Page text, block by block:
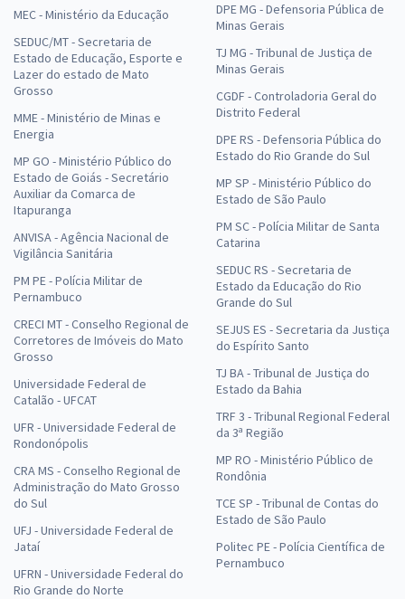
MEC - Ministério da Educação
SEDUC/MT - Secretaria de
Estado de Educação, Esporte e
Lazer do estado de Mato
Grosso
MME - Ministério de Minas e
Energia
MP GO - Ministério Público do
Estado de Goiás - Secretário
Auxiliar da Comarca de
Itapuranga
ANVISA - Agência Nacional de
Vigilância Sanitária
PM PE - Polícia Militar de
Pernambuco
CRECI MT - Conselho Regional de
Corretores de Imóveis do Mato
Grosso
Universidade Federal de
Catalão - UFCAT
UFR - Universidade Federal de
Rondonópolis
CRA MS - Conselho Regional de
Administração do Mato Grosso
do Sul
UFJ - Universidade Federal de
Jataí
UFRN - Universidade Federal do
Rio Grande do Norte
DPE MG - Defensoria Pública de
Minas Gerais
TJ MG - Tribunal de Justiça de
Minas Gerais
CGDF - Controladoria Geral do
Distrito Federal
DPE RS - Defensoria Pública do
Estado do Rio Grande do Sul
MP SP - Ministério Público do
Estado de São Paulo
PM SC - Polícia Militar de Santa
Catarina
SEDUC RS - Secretaria de
Estado da Educação do Rio
Grande do Sul
SEJUS ES - Secretaria da Justiça
do Espírito Santo
TJ BA - Tribunal de Justiça do
Estado da Bahia
TRF 3 - Tribunal Regional Federal
da 3ª Região
MP RO - Ministério Público de
Rondônia
TCE SP - Tribunal de Contas do
Estado de São Paulo
Politec PE - Polícia Científica de
Pernambuco